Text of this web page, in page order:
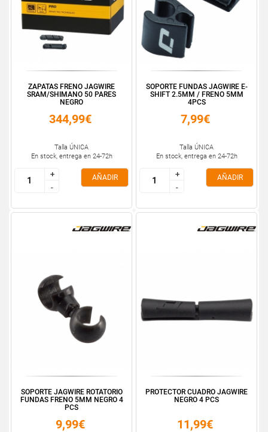
ZAPATAS FRENO JAGWIRE
SRAM/SHIMANO 50 PARES
NEGRO
344,99€
Talla ÚNICA
En stock, entrega en 24-72h
+
-
+
-
AÑADIR
SOPORTE FUNDAS JAGWIRE E-
SHIFT 2.5MM / FRENO 5MM
4PCS
7,99€
Talla ÚNICA
En stock, entrega en 24-72h
+
-
+
-
AÑADIR
SOPORTE JAGWIRE ROTATORIO
FUNDAS FRENO 5MM NEGRO 4
PCS
9,99€
PROTECTOR CUADRO JAGWIRE
NEGRO 4 PCS
11,99€